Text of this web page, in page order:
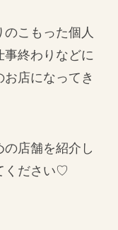
こもった個人
事終わりなどに
店になってき
店舗を紹介し
ください♡